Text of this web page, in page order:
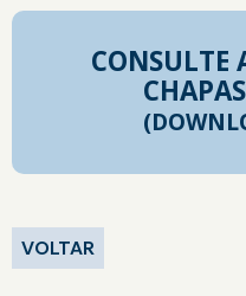
CONSULTE
VOLTAR